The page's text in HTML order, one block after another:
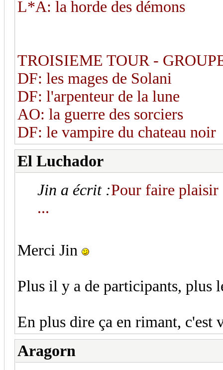
L*A: la horde des démons
TROISIEME TOUR -
DF: les mages de Solani
DF: l'arpenteur de la lune
AO: la guerre des sorciers
DF: le vampire du chateau noir
El Luchador
Jin a écrit :Pour faire
...
Merci Jin
Plus il y a de participants, plus
En plus dire ça en rimant,
Aragorn